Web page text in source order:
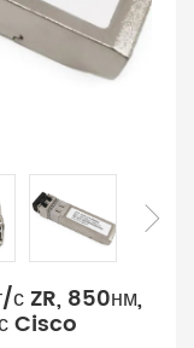
с ZR, 850нм,
Cisco